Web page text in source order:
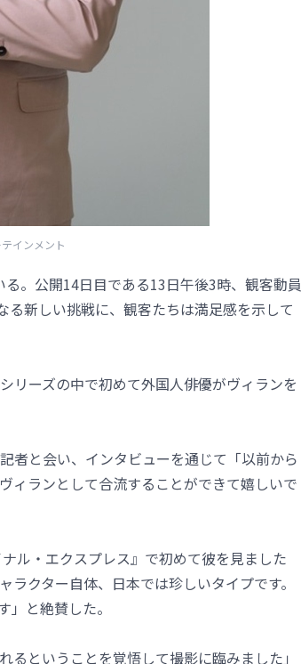
インメント
る。公開14日目である13日午後3時、観客動員
新しい挑戦に、観客たちは満足感を示して
リーズの中で初めて外国人俳優がヴィランを
者と会い、インタビューを通じて「以前から
ィランとして合流することができて嬉しいで
ル・エクスプレス』で初めて彼を見ました
クター自体、日本では珍しいタイプです。
と絶賛した。
ということを覚悟して撮影に臨みました」